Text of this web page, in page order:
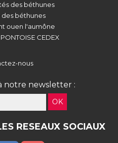
des béthunes
des béthunes
ouen l'aumône
CEDEX
nous
notre newsletter :
OK
RESEAUX SOCIAUX